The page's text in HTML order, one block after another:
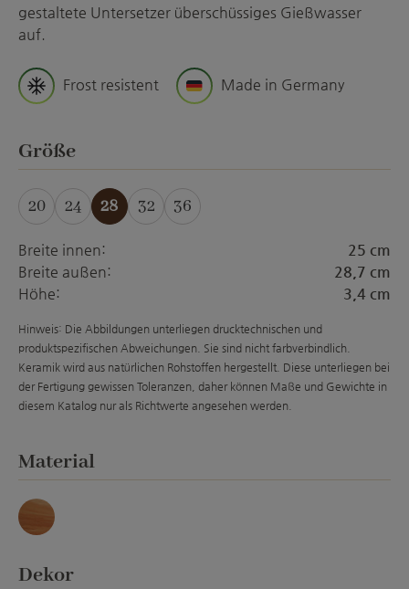
gestaltete Untersetzer überschüssiges Gießwasser
auf.
Frost resistent Made in Germany
Größeauswählen
20 24
(Diese Option ist zurzeit nicht verfügbar.)
28 32 36
Breite innen:
25 cm
Breite außen:
28,7 cm
Höhe:
3,4 cm
Hinweis: Die Abbildungen unterliegen drucktechnischen und
produktspezifischen Abweichungen. Sie sind nicht farbverbindlich.
Keramik wird aus natürlichen Rohstoffen hergestellt. Diese unterliegen bei
der Fertigung gewissen Toleranzen, daher können Maße und Gewichte in
diesem Katalog nur als Richtwerte angesehen werden.
Materialauswählen
Marmor
Dekorauswählen